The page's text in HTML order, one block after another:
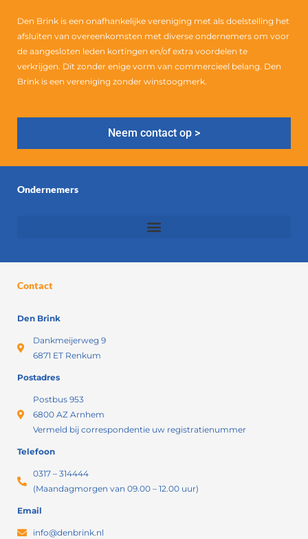
Den Brink is een onafhankelijke vereniging met als doelstelling het
afsluiten van overeenkomsten met diverse ondernemers om voor
de aangesloten leden kortingen en/of extra voordelen te
verkrijgen. Dit zonder enige vorm van commercieel belang. Den
Brink is een vereniging zonder winstoogmerk.
Neem contact op >
Ondernemers
Contact
Den Brink
Dankmeijerweg 9
6871 ET Renkum
Postadres
Postbus 953
6800 AZ Arnhem
Vermeld bij correspondentie uw registratienummer
Telefoon
0317 – 314444
(Maandagmorgen van 09.00 – 12.00 uur)
Email
info@denbrink.nl